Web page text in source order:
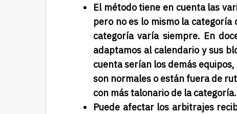
El método tiene en cuenta las
pero no es lo mismo la
categoría varía siempre. En
adaptamos al calendario y sus
cuenta serían los demás
son normales o están fuera de
con más talonario de la categoría.
Puede afectar los arbitrajes